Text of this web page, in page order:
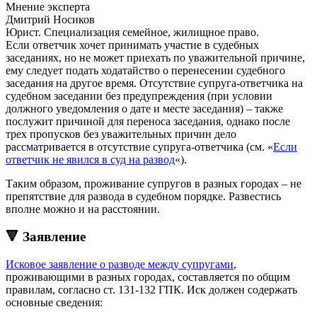
Мнение эксперта
Дмитрий Носиков
Юрист. Специализация семейное, жилищное право.
Если ответчик хочет принимать участие в судебных
заседаниях, но не может приехать по уважительной причине,
ему следует подать ходатайство о перенесении судебного
заседания на другое время. Отсутствие супруга-ответчика на
судебном заседании без предупреждения (при условии
должного уведомления о дате и месте заседания) – также
послужит причиной для переноса заседания, однако после
трех пропусков без уважительных причин дело
рассматривается в отсутствие супруга-ответчика (см. «Если
ответчик не явился в суд на развод«).
Таким образом, проживание супругов в разных городах – не
препятствие для развода в судебном порядке. Развестись
вполне можно и на расстоянии.
🔻 Заявление
Исковое заявление о разводе между супругами,
проживающими в разных городах, составляется по общим
правилам, согласно ст. 131-132 ГПК. Иск должен содержать
основные сведения: